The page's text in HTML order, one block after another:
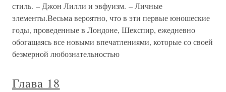
стиль. – Джон Лилли и эвфуизм. – Личные
элементы.Весьма вероятно, что в эти первые юношеские
годы, проведенные в Лондоне, Шекспир, ежедневно
обогащаясь все новыми впечатлениями, которые со своей
безмерной любознательностью
Глава 18